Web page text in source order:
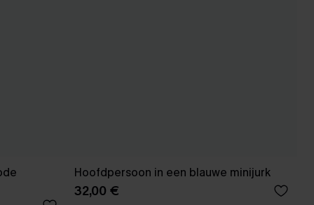
Hoofdpersoon in een blauwe minijurk
32,00 €